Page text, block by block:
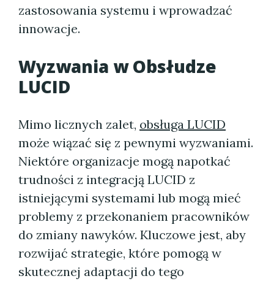
zastosowania systemu i wprowadzać
innowacje.
Wyzwania w Obsłudze
LUCID
Mimo licznych zalet, obsługa LUCID
może wiązać się z pewnymi wyzwaniami.
Niektóre organizacje mogą napotkać
trudności z integracją LUCID z
istniejącymi systemami lub mogą mieć
problemy z przekonaniem pracowników
do zmiany nawyków. Kluczowe jest, aby
rozwijać strategie, które pomogą w
skutecznej adaptacji do tego